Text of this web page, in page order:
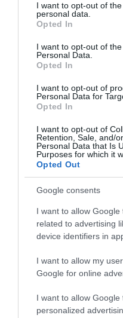
not limited to your visit or
grant or deny consent to
use your data for below
consent section.
I want to opt-out of
personal data.
Opted In
I want to opt-out of
Personal Data.
Opted In
I want to opt-out of
Personal Data for
Opted In
I want to opt-out of
Retention, Sale, and/
Personal Data that Is
Purposes for which it
Opted Out
Google consents
I want to allow
related to advertising
device identifiers in
I want to allow my
Google for online
I want to allow Google
personalized
Korábbi bejegyzések
HASONLÓ
2026-08-10.